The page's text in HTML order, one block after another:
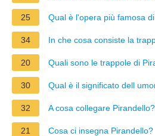
25 Qual è l'opera più famosa
34 In che cosa consiste la
20 Quali sono le trappole di
30 Qual è il significato dell
32 A cosa collegare Pirandello?
21 Cosa ci insegna Pirandello?